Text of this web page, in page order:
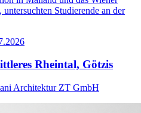
Studierende an der
Rheintal, Götzis
Architektur ZT GmbH